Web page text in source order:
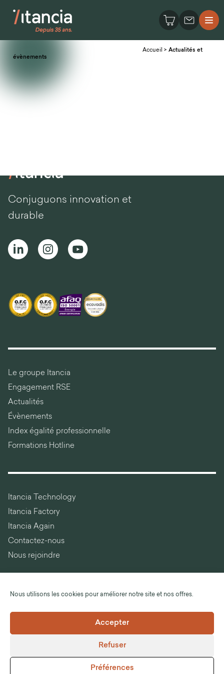
Nous utilisons les cookies pour améliorer notre site et nos offres.
Accepter
Refuser
Préférences
Accueil > Actualités et
évènements
Conjuguons innovation et
durable
Le groupe Itancia
Engagement RSE
Actualités
Évènements
Index égalité professionnelle
Formations Hotline
Itancia Technology
Itancia Factory
Itancia Again
Contactez-nous
Nous rejoindre
Langue :
CGV
Politique de conformité RGPD